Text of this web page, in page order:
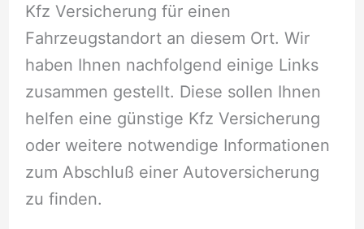
Kfz Versicherung für einen
Fahrzeugstandort an diesem Ort. Wir
haben Ihnen nachfolgend einige Links
zusammen gestellt. Diese sollen Ihnen
helfen eine günstige Kfz Versicherung
oder weitere notwendige Informationen
zum Abschluß einer Autoversicherung
zu finden.